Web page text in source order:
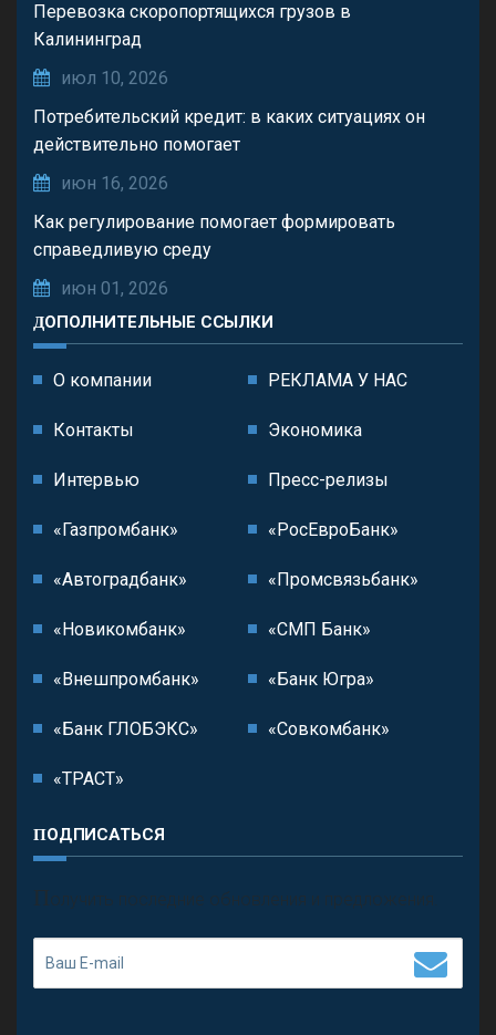
Перевозка скоропортящихся грузов в
Калининград
июл 10, 2026
Потребительский кредит: в каких ситуациях он
действительно помогает
июн 16, 2026
Как регулирование помогает формировать
справедливую среду
июн 01, 2026
ДОПОЛНИТЕЛЬНЫЕ ССЫЛКИ
О компании РЕКЛАМА У НАС
Контакты Экономика
Интервью Пресс-релизы
«Газпромбанк» «РосЕвроБанк»
«Автоградбанк» «Промсвязьбанк»
«Новикомбанк» «СМП Банк»
«Внешпромбанк» «Банк Югра»
«Банк ГЛОБЭКС» «Совкомбанк»
«ТРАСТ»
ПОДПИСАТЬСЯ
П олучить последние обновления и предложения.